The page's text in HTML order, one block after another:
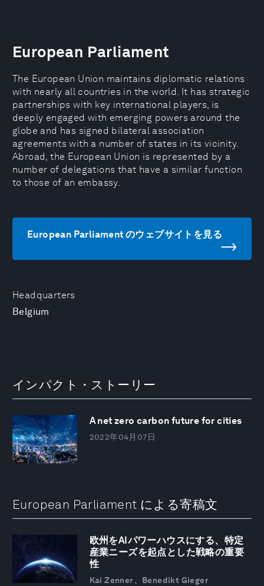
Headquarters
Belgium
European Parliament
The European Union maintains diplomatic relations
with nearly all countries in the world. It has strategic
partnerships with key international players, is
deeply engaged with emerging powers around the
globe and has signed bilateral association
agreements with a number of states in its vicinity.
Abroad, the European Union is represented by a
number of delegations that have a similar function
to those of an embassy.
European Parliament のウェブサイトを見る
インパクト・ストーリー
A net zero carbon future for cities
2022年04月07日
European Parliament による寄稿文
欧州をAIパワーハウスにする、特定
産業ニーズを起点とした戦略の重要
性
Kai Zenner、Benedikt Gieger